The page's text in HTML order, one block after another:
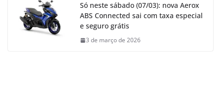
Só neste sábado (07/03): nova Aerox
ABS Connected sai com taxa especial
e seguro grátis
3 de março de 2026